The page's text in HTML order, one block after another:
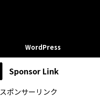
WordPress
Sponsor Link
スポンサーリンク